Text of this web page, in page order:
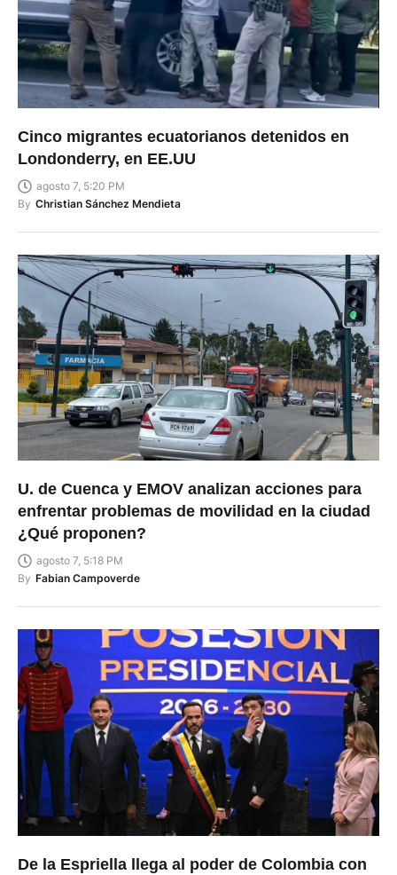
Cinco migrantes ecuatorianos detenidos en
Londonderry, en EE.UU
agosto 7, 5:20 PM
By Christian Sánchez Mendieta
U. de Cuenca y EMOV analizan acciones para
enfrentar problemas de movilidad en la ciudad
¿Qué proponen?
agosto 7, 5:18 PM
By Fabian Campoverde
De la Espriella llega al poder de Colombia con